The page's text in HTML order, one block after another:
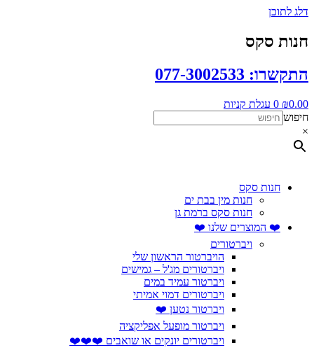
דלג לתוכן
חנות סקס
התקשרו: 077-3002533
₪0.00
0 עגלת קניות
חיפוש
×
חנות סקס
חנות מין בבת ים
חנות סקס ברמת גן
❤️ המוצרים שלנו ❤️
ויברטורים
הויברטור הראשון שלי
ויברטורים מג'ל – גמישים
ויברטור עמיד במים
ויברטורים דמוי אמיתי
ויברטור נטען ❤️
ויברטור מופעל אפליקציה
ויברטורים יונקים או שואבים ❤️❤️❤️